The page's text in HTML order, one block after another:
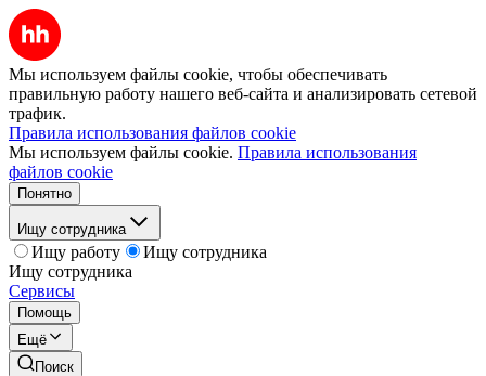
Мы используем файлы cookie, чтобы обеспечивать
правильную работу нашего веб-сайта и анализировать сетевой
трафик.
Правила использования файлов cookie
Мы используем файлы cookie. Правила использования
файлов cookie
Понятно
Ищу сотрудника
Ищу работу
Ищу сотрудника
Ищу сотрудника
Сервисы
Помощь
Ещё
Поиск